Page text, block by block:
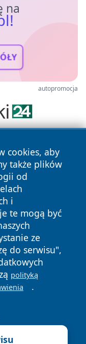
na
autopromocja
cookies, aby
także plików
od
i
te mogą być
ze
do serwisu",
polityką
.
prawa zastrzeżone.
Polityka
Cookies